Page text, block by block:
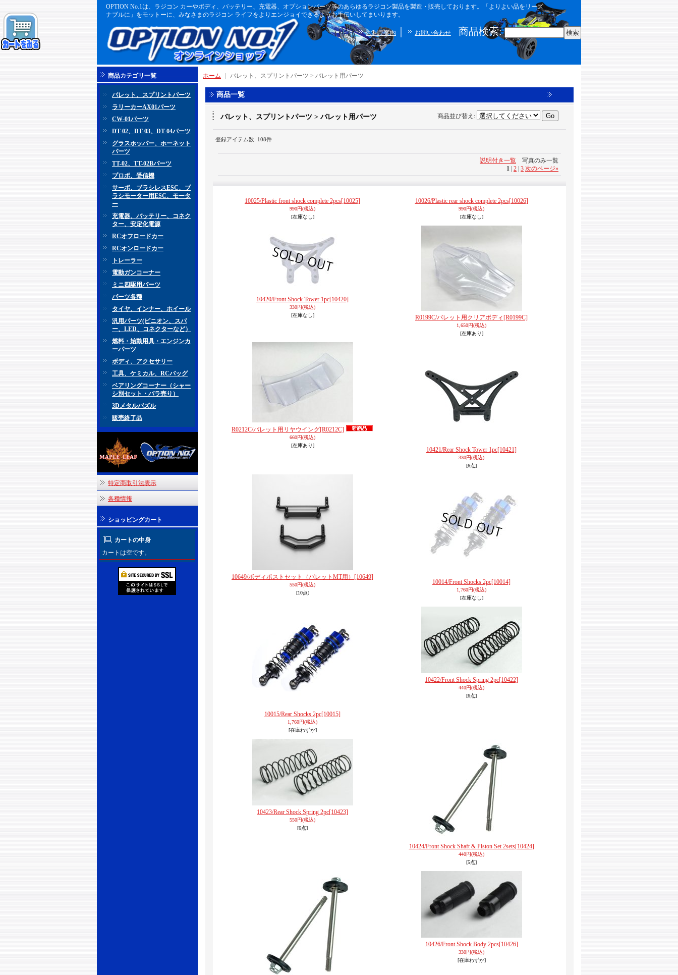
OPTION No.1は、ラジコン カーやボディ、バッテリー、充電器、オプションパーツ等のあらゆるラジコン製品を製造・販売しております。「よりよい品をリーズ
ナブルに」をモットーに、みなさまのラジコン ライフをよりエンジョイできるようお手伝いしてまいります。
ご利用案内 お問い合わせ 商品検索:
商品カテゴリ一覧
バレット、スプリントパーツ
ラリーカーAX01パーツ
CW-01パーツ
DT-02、DT-03、DT-04パーツ
グラスホッパー、ホーネット
パーツ
TT-02、TT-02Bパーツ
プロポ、受信機
サーボ、ブラシレスESC、ブ
ラシモーター用ESC、モータ
ー
充電器、バッテリー、コネク
ター、安定化電源
RCオフロードカー
RCオンロードカー
トレーラー
電動ガンコーナー
ミニ四駆用パーツ
パーツ各種
タイヤ、インナー、ホイール
汎用パーツ(ピニオン、スパ
ー、LED、コネクターなど）
燃料・始動用具・エンジンカ
ーパーツ
ボディ、アクセサリー
工具、ケミカル、RCバッグ
ベアリングコーナー（シャー
シ別セット・バラ売り）
3Dメタルパズル
販売終了品
特定商取引法表示
各種情報
ショッピングカート
カートの中身
カートは空です。
ホーム バレット、スプリントパーツ > バレット用パーツ
商品一覧
バレット、スプリントパーツ > バレット用パーツ 商品並び替え :
登録アイテム数: 108件
説明付き一覧 写真のみ一覧
1 2 3 次のページ»
10025/Plastic front shock complete 2pcs[10025]
990円(税込)
[在庫なし]
10026/Plastic rear shock complete 2pcs[10026]
990円(税込)
[在庫なし]
10420/Front Shock Tower 1pc[10420]
330円(税込)
[在庫なし]
R0199C/バレット用クリアボディ [R0199C]
1,650円(税込)
[在庫あり]
R0212C/バレット用リヤウイング[R0212C]
660円(税込)
[在庫あり]
10421/Rear Shock Tower 1pc[10421]
330円(税込)
[6点]
10649/ボディポストセット（バレットMT用） [10649]
550円(税込)
[10点]
10014/Front Shocks 2pc[10014]
1,760円(税込)
[在庫なし]
10015/Rear Shocks 2pc[10015]
1,760円(税込)
[在庫わずか]
10422/Front Shock Spring 2pc[10422]
440円(税込)
[6点]
10423/Rear Shock Spring 2pc[10423]
550円(税込)
[6点]
10424/Front Shock Shaft & Piston Set 2sets[10424]
440円(税込)
[5点]
10426/Front Shock Body 2pcs[10426]
330円(税込)
[在庫わずか]